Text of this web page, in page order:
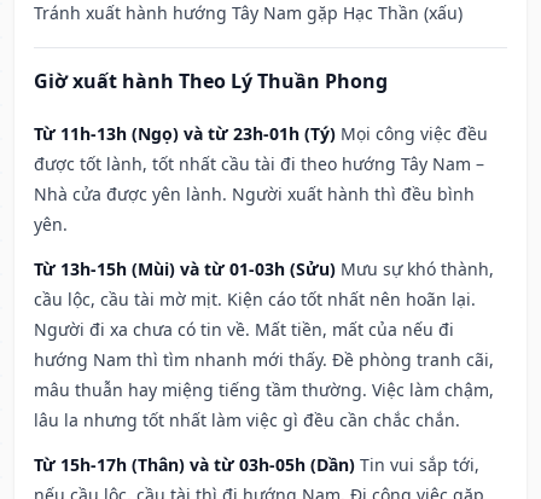
Tránh xuất hành hướng Tây Nam gặp Hạc Thần (xấu)
Giờ xuất hành Theo Lý Thuần Phong
Từ 11h-13h (Ngọ) và từ 23h-01h (Tý) Mọi công việc đều
được tốt lành, tốt nhất cầu tài đi theo hướng Tây Nam –
Nhà cửa được yên lành. Người xuất hành thì đều bình
yên.
Từ 13h-15h (Mùi) và từ 01-03h (Sửu) Mưu sự khó thành,
cầu lộc, cầu tài mờ mịt. Kiện cáo tốt nhất nên hoãn lại.
Người đi xa chưa có tin về. Mất tiền, mất của nếu đi
hướng Nam thì tìm nhanh mới thấy. Đề phòng tranh cãi,
mâu thuẫn hay miệng tiếng tầm thường. Việc làm chậm,
lâu la nhưng tốt nhất làm việc gì đều cần chắc chắn.
Từ 15h-17h (Thân) và từ 03h-05h (Dần) Tin vui sắp tới,